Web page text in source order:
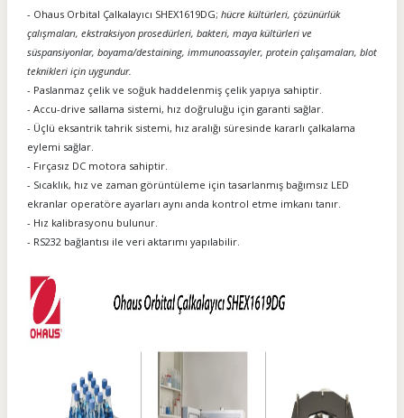
- Ohaus Orbital Çalkalayıcı SHEX1619DG; hücre kültürleri, çözünürlük
çalışmaları, ekstraksiyon prosedürleri, bakteri, maya kültürleri ve
süspansiyonlar, boyama/destaining, immunoassayler, protein çalışamaları, blot
teknikleri için uygundur.
- Paslanmaz çelik ve soğuk haddelenmiş çelik yapıya sahiptir.
- Accu-drive sallama sistemi, hız doğruluğu için garanti sağlar.
- Üçlü eksantrik tahrik sistemi, hız aralığı süresinde kararlı çalkalama
eylemi sağlar.
- Fırçasız DC motora sahiptir.
- Sıcaklık, hız ve zaman görüntüleme için tasarlanmış bağımsız LED
ekranlar operatöre ayarları aynı anda kontrol etme imkanı tanır.
- Hız kalibrasyonu bulunur.
- RS232 bağlantısı ile veri aktarımı yapılabilir.